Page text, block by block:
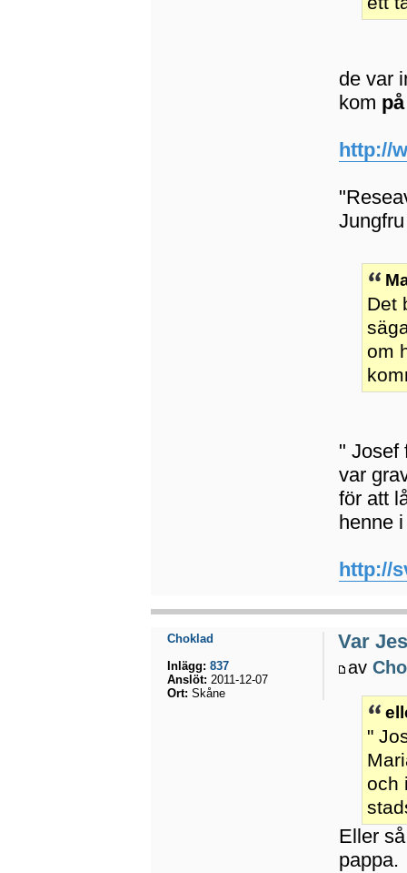
de var
kom
http://
Det
om
" Josef
var
för att
henne
http://
Var
av
"
och
Eller
pappa.
Choklad
Inlägg: 837
Anslöt: 2011-12-07
Ort: Skåne